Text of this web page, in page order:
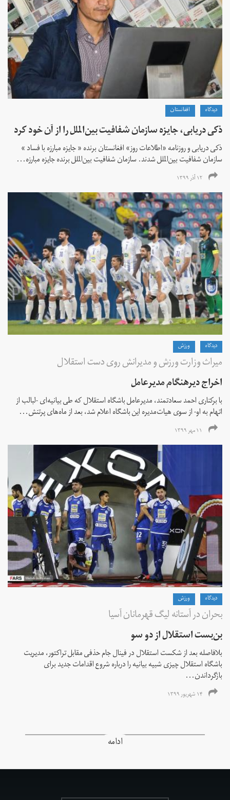
دیدگاه افغانستان
ذکی دریابی، جایزه سازمان شفافیت بین‌الملل را از آن خود کرد
ذکی دریابی و روزنامه «اطلاعات‌ روز» افغانستان برنده « جایزه مبارزه با فساد »
سازمان شفافیت بین‌الملل شدند. سازمان شفافیت بین‌الملل برنده جایزه مبارزه...
۱۲ آذر ۱۳۹۹
دیدگاه ورزش
میراث وزارت ورزش و مدیرانش روی دست استقلال
اخراج دیرهنگام مدیرعامل
با برکناری احمد سعادتمند، مدیرعامل باشگاه استقلال که طی بیانیه‌ای -لبالب از
اتهام به او- از سوی هیات‌مدیره این باشگاه اعلام شد، بعد از ماه‌های پرتنش...
۱۱ مهر ۱۳۹۹
دیدگاه ورزش
بحران در آستانه لیگ قهرمانان آسیا
بن‌بست استقلال از دو سو
بلافاصله بعد از شکست استقلال در فینال جام حذفی مقابل تراکتور، مدیریت
باشگاه استقلال چیزی شبیه بیانیه را درباره شروع اقدامات جدید برای
بازگرداندن...
۱۴ شهریور ۱۳۹۹
ادامه